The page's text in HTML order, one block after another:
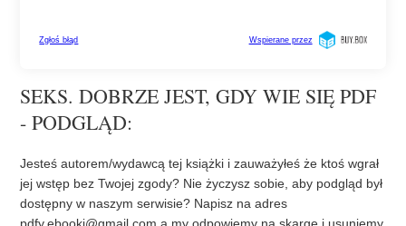
SEKS. DOBRZE JEST, GDY WIE SIĘ PDF
- PODGLĄD:
Jesteś autorem/wydawcą tej książki i zauważyłeś że ktoś wgrał
jej wstęp bez Twojej zgody? Nie życzysz sobie, aby podgląd był
dostępny w naszym serwisie? Napisz na adres
pdfy.ebooki@gmail.com a my odpowiemy na skargę i usuniemy